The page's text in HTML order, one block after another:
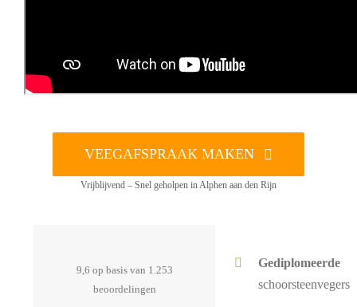
VEEGAFSPRAAK MAKEN
Vrijblijvend – Snel geholpen in Alphen aan den Rijn
9,6 op basis van 1.253
beoordelingen
Gediplomeerde
schoorsteenvegers